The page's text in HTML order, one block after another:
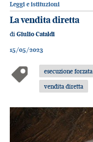
Leggi e istituzioni
La vendita diretta
di Giulio Cataldi
15/05/2023
esecuzione forzata
vendita diretta